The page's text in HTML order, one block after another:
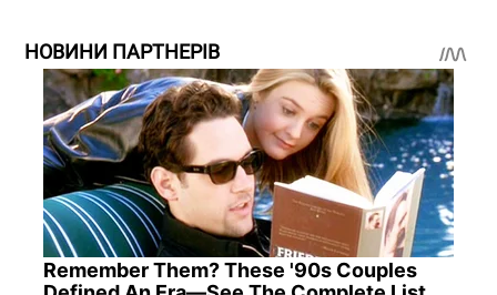
НОВИНИ ПАРТНЕРІВ
Remember Them? These '90s Couples